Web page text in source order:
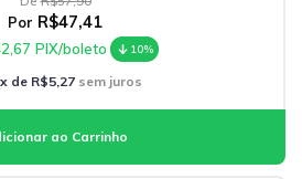
Por R$47,41
PIX/boleto 10%
x de R$5,27 sem juros